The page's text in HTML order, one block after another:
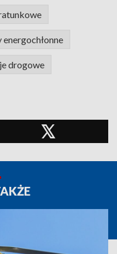
drogowe